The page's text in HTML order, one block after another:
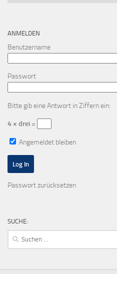
ANMELDEN
Benutzername
Passwort
Bitte gib eine Antwort in Ziffern ein:
4 × drei =
Angemeldet bleiben
Passwort zurücksetzen
SUCHE:
Suchen